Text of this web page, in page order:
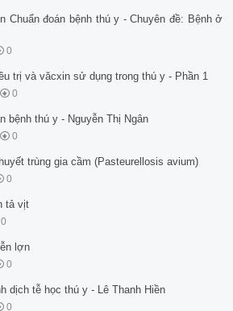
Chuẩn đoán bệnh thú y - Chuyên đề: Bệnh ở
0
trị và văcxin sử dụng trong thú y - Phần 1
0
bệnh thú y - Nguyễn Thị Ngân
0
trùng gia cầm (Pasteurellosis avium)
0
tả vịt
0
lợn
0
dịch tễ học thú y - Lê Thanh Hiền
0